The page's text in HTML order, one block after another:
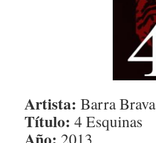
Artista: Barra Brava
Título: 4 Esquinas
2013